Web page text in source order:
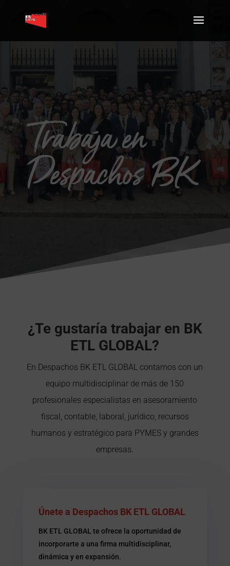
Trabaja en
Despachos BK
¿Te gustaría trabajar en BK
ETL GLOBAL?
En Despachos BK ETL GLOBAL contamos con un
equipo multidisciplinar de más de 150
profesionales especialistas en asesoramiento
fiscal, contable, laboral, jurídico, recursos
humanos y estratégico para PYMES y grandes
empresas.
Únete a Despachos BK ETL GLOBAL
BK ETL GLOBAL te ofrece la oportunidad de
incorporarte a una firma multidisciplinar,
dinámica y en expansión.